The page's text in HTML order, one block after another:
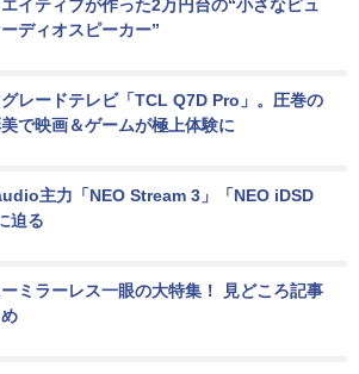
イティブが作った2万円台の“小さなピュ
ディオスピーカー”
レードテレビ「TCL Q7D Pro」。圧巻の
で映画＆ゲームが極上体験に
主力「NEO Stream 3」「NEO iDSD
迫る
ミラーレス一眼の大特集！ 見どころ記事